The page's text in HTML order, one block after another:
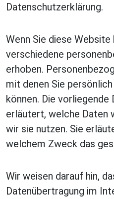
Datenschutzerklärung.
Wenn Sie diese
verschiedene
erhoben.
mit denen Sie
können. Die
erläutert, welche Daten
wir sie nutzen. Sie
welchem Zweck das
Wir weisen darauf hin,
Datenübertragung im